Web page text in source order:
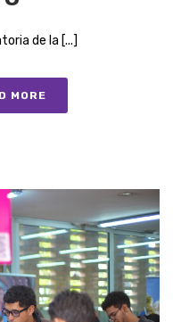
de la [...]
MORE